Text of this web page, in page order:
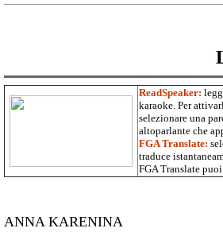
ReadSpeaker:
karaoke. Per
selezionare una
altoparlante che
FGA Translate:
traduce
FGA Translate
ANNA KARENINA